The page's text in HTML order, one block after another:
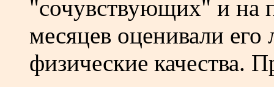
"сочувствующих" и на
месяцев оценивали
физические качества.